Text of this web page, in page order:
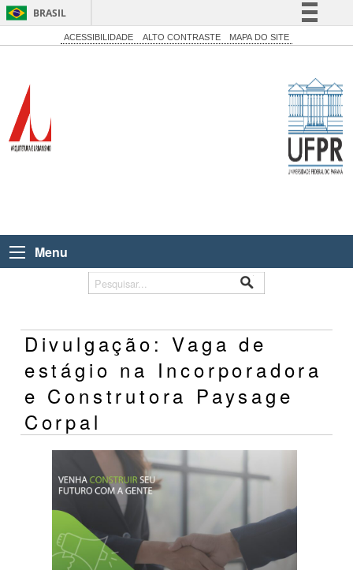
BRASIL
Simplifique!
Acesso à informação
ACESSIBILIDADE ALTO CONTRASTE MAPA DO SITE
Menu
Divulgação: Vaga de
estágio na Incorporadora
e Construtora Paysage
Corpal